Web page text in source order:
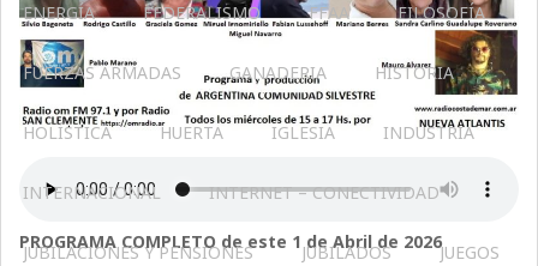
ENERGÍA FEDERALISMO FFAA FILOSOFÍA
FUERZAS ARMADAS GANADERIA HISTORIA
HOLÍSTICA HUERTA IGLESIA INDUSTRIA
INTERNACIONAL INTERNET – CONECTIVIDAD
JUBILACIONES Y PENSIONES JUBILADOS JUEGOS
PROGRAMA COMPLETO de este 1 de Abril de 2026